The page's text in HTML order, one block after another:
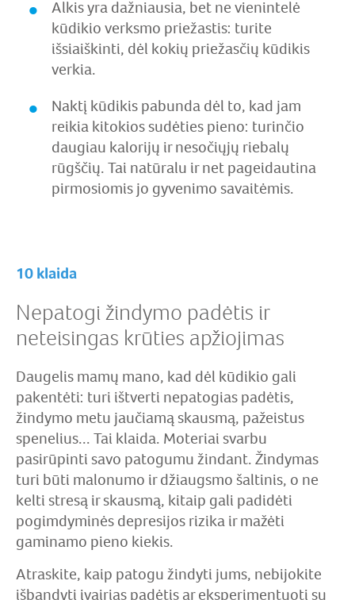
Alkis yra dažniausia, bet ne vienintelė
kūdikio verksmo priežastis: turite
išsiaiškinti, dėl kokių priežasčių kūdikis
verkia.
Naktį kūdikis pabunda dėl to, kad jam
reikia kitokios sudėties pieno: turinčio
daugiau kalorijų ir nesočiųjų riebalų
rūgščių. Tai natūralu ir net pageidautina
pirmosiomis jo gyvenimo savaitėmis.
10 klaida
Nepatogi žindymo padėtis ir
neteisingas krūties apžiojimas
Daugelis mamų mano, kad dėl kūdikio gali
pakentėti: turi ištverti nepatogias padėtis,
žindymo metu jaučiamą skausmą, pažeistus
spenelius... Tai klaida. Moteriai svarbu
pasirūpinti savo patogumu žindant. Žindymas
turi būti malonumo ir džiaugsmo šaltinis, o ne
kelti stresą ir skausmą, kitaip gali padidėti
pogimdyminės depresijos rizika ir mažėti
gaminamo pieno kiekis.
Atraskite, kaip patogu žindyti jums, nebijokite
išbandyti įvairias padėtis ar eksperimentuoti su